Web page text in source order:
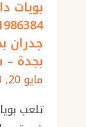
بويات
جدران
بجدة
مايو 20, 2023
تلعب